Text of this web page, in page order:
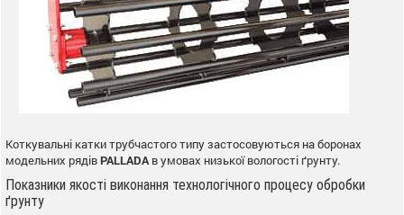
Коткувальні катки трубчастого типу застосовуються на боронах
модельних рядівPALLADA в умовах низької вологості ґрунту.
Показники якості виконання технологічного процесу обробки
ґрунту